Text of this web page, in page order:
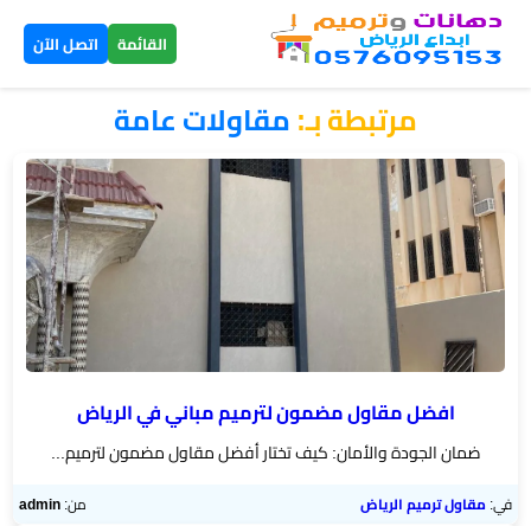
القائمة اتصل الآن ×
دهانات
داخلية
الرياض
خارجية
تركيب
بديل
مرتبطة بـ:مقاولات عامة
افضل مقاول مضمون لترميم مباني في الرياض
ضمان الجودة والأمان: كيف تختار أفضل مقاول مضمون لترميم...
في:مقاول ترميم الرياض من:admin